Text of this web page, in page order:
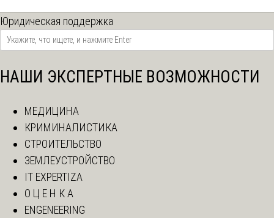
Юридическая поддержка
НАШИ ЭКСПЕРТНЫЕ ВОЗМОЖНОСТИ
МЕДИЦИНА
КРИМИНАЛИСТИКА
СТРОИТЕЛЬСТВО
ЗЕМЛЕУСТРОЙСТВО
IT EXPERTIZA
О Ц Е Н К А
ENGENEERING